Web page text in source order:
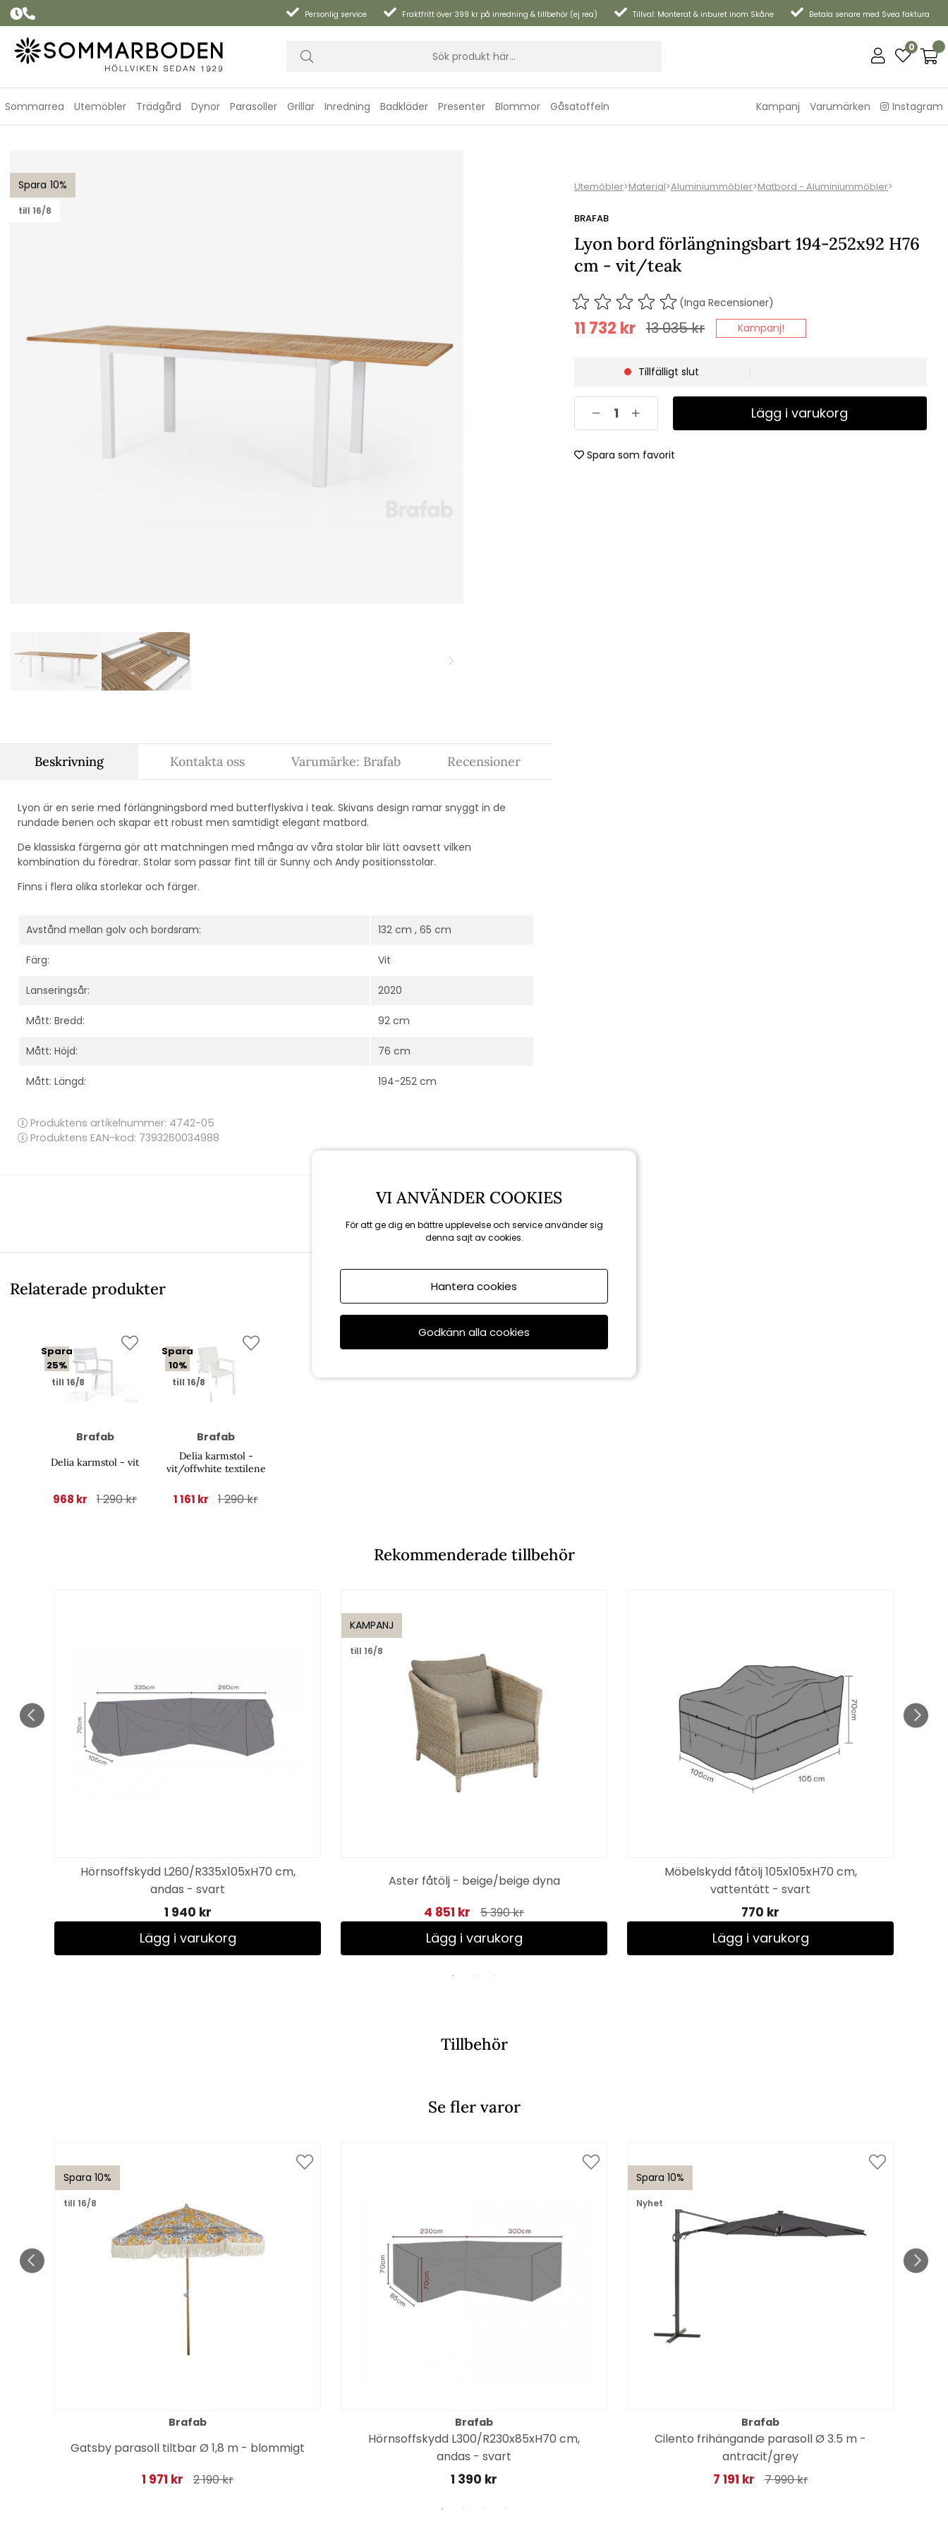
Personlig service Fraktfritt över 399 kr på inredning & tillbehör (ej rea) Tillval: Monterat & inburet inom Skåne Betala senare med Svea faktura
0
Sommarrea Utemöbler Trädgård Dynor Parasoller Grillar Inredning Badkläder Presenter Blommor Gåsatoffeln Kampanj Varumärken Instagram
10
till 16/8
Utemöbler>Material>Aluminiummöbler>Matbord - Aluminiummöbler>
BRAFAB
Lyon bord förlängningsbart 194-252x92 H76
cm - vit/teak
(Inga Recensioner)
13 035kr
11 732 kr Kampanj!
Tillfälligt slut
Lägg i varukorg
Spara som favorit
Beskrivning
Lyon är en serie med förlängningsbord med butterflyskiva i teak. Skivans design ramar snyggt in de
rundade benen och skapar ett robust men samtidigt elegant matbord.
De klassiska färgerna gör att matchningen med många av våra stolar blir lätt oavsett vilken
kombination du föredrar. Stolar som passar fint till är Sunny och Andy positionsstolar.
Finns i flera olika storlekar och färger.
Avstånd mellan golv och bordsram: 132 cm , 65 cm
Färg: Vit
Lanseringsår: 2020
Mått: Bredd: 92 cm
Mått: Höjd: 76 cm
Mått: Längd: 194-252 cm
Produktens artikelnummer: 4742-05
Produktens EAN-kod: 7393260034988
Kontakta oss Varumärke: Brafab Recensioner
Relaterade produkter
Spara
25%
till 16/8
Brafab
Delia karmstol - vit
968 kr 1 290 kr
Spara
10%
till 16/8
Brafab
Delia karmstol -
vit/offwhite textilene
1 161 kr 1 290 kr
Rekommenderade tillbehör
Hörnsoffskydd L260/R335x105xH70 cm,
andas - svart
1 940 kr
Lägg i varukorg
KAMPANJ
till 16/8
Aster fåtölj - beige/beige dyna
4 851 kr 5 390 kr
Lägg i varukorg
Möbelskydd fåtölj 105x105xH70 cm,
vattentätt - svart
770 kr
Lägg i varukorg
Tillbehör
Se fler varor
Spara 10%
till 16/8
Brafab
Gatsby parasoll tiltbar Ø 1,8 m - blommigt
1 971 kr 2 190 kr
Brafab
Hörnsoffskydd L300/R230x85xH70 cm,
andas - svart
1 390 kr
Spara 10%
Nyhet
Brafab
Cilento frihängande parasoll Ø 3.5 m -
antracit/grey
7 191 kr 7 990 kr
VI ANVÄNDER COOKIES
För att ge dig en bättre upplevelse och service använder sig
denna sajt av cookies.
Hantera cookies
Godkänn alla cookies